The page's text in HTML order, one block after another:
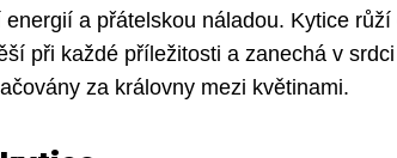
a přátelskou náladou. Kytice
při každé příležitosti a zanechá v
za královny mezi květinami.